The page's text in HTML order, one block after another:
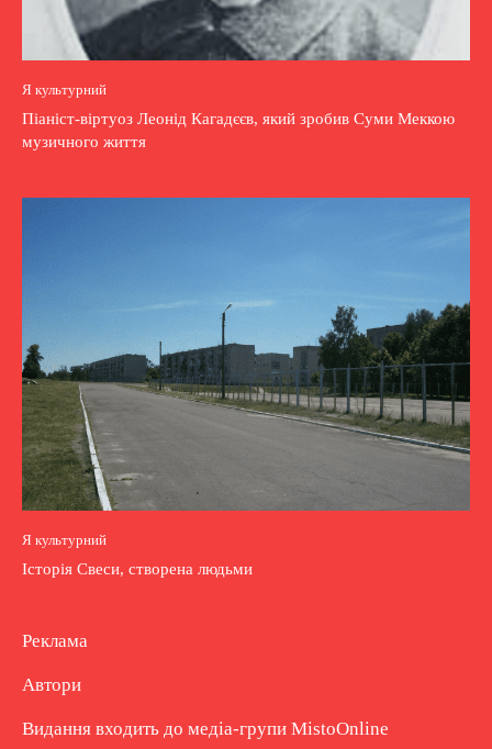
Я культурний
Піаніст-віртуоз Леонід Кагадєєв, який зробив Суми Меккою
музичного життя
Я культурний
Історія Свеси, створена людьми
Реклама
Автори
Видання входить до медіа-групи MistoOnline